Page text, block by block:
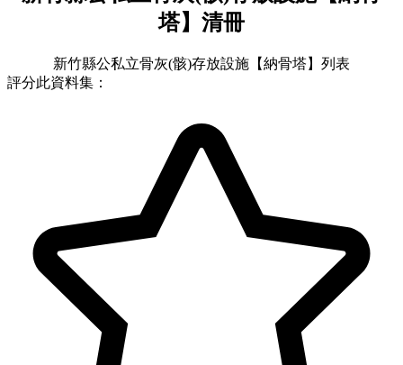
塔】清冊
新竹縣公私立骨灰(骸)存放設施【納骨塔】列表
評分此資料集：